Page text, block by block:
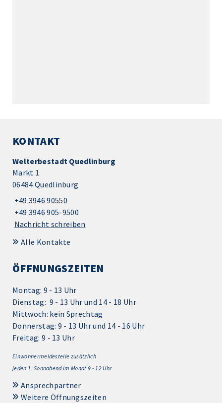
KONTAKT
Welterbestadt Quedlinburg
Markt 1
06484 Quedlinburg
+49 3946 90550
+49 3946 905-9500
Nachricht schreiben
Alle Kontakte
ÖFFNUNGSZEITEN
Montag: 9 - 13 Uhr
Dienstag: 9 - 13 Uhr und 14 - 18 Uhr
Mittwoch: kein Sprechtag
Donnerstag: 9 - 13 Uhr und 14 - 16 Uhr
Freitag: 9 - 13 Uhr
Einwohnermeldestelle zusätzlich
jeden 1. Sonnabend im Monat 9 - 12 Uhr
Ansprechpartner
Weitere Öffnungszeiten